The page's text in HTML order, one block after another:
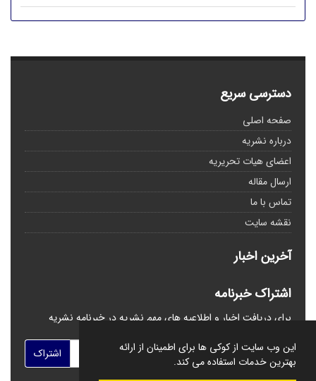
این وب سایت از کوکی ها برای اطمینان از ارائه
بهترین خدمات استفاده می کند.
دسترسی سریع
صفحه اصلی
درباره نشریه
اعضای هیات تحریریه
ارسال مقاله
تماس با ما
نقشه سایت
آخرین اخبار
اشتراک خبرنامه
برای دریافت اخبار و اطلاعیه های مهم نشریه در خبرنامه نشریه
اشتراک